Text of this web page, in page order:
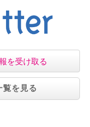
を受け取る
覧を見る